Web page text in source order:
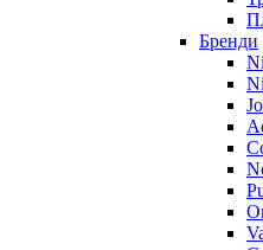
Бренди